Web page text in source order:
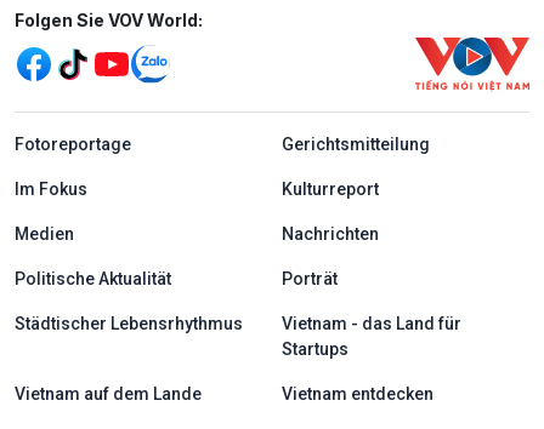
Mạng xã hội
Folgen Sie VOV World:
menu footer tiếng Đức
Fotoreportage Gerichtsmitteilung
Im Fokus Kulturreport
Medien Nachrichten
Politische Aktualität Porträt
Städtischer Lebensrhythmus
Vietnam - das Land für
Startups
Vietnam auf dem Lande Vietnam entdecken